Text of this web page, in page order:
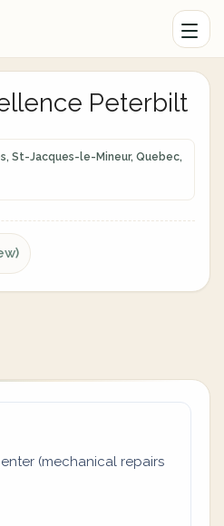
Peterbilt
St-Jacques-le-Mineur, Quebec,
(mechanical repairs